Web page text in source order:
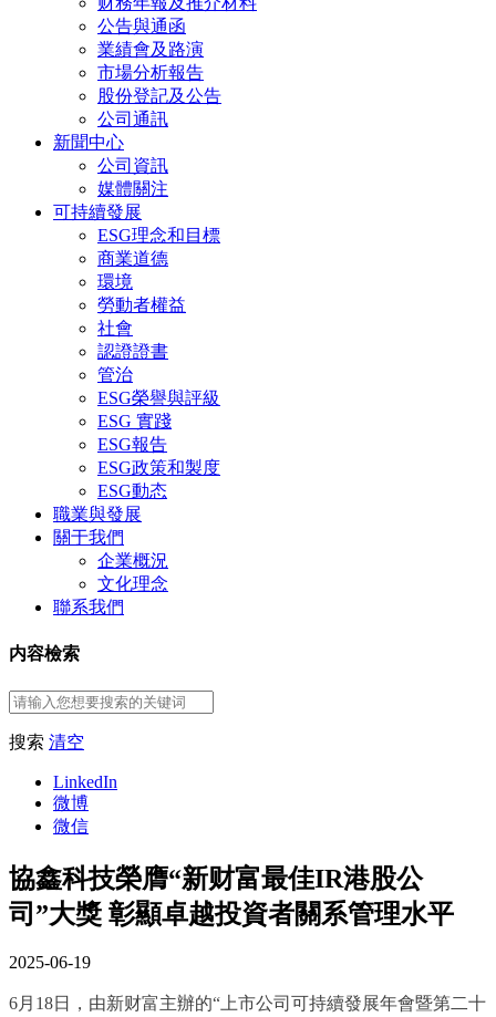
公告與通函
業績會及路演
市場分析報告
股份登記及公告
公司通訊
新聞中心
公司資訊
媒體關注
可持續發展
ESG理念和目標
商業道德
環境
勞動者權益
社會
認證證書
管治
ESG榮譽與評級
ESG 實踐
ESG報告
ESG政策和製度
ESG動态
職業與發展
關于我們
企業概況
文化理念
聯系我們
内容檢索
搜索 清空
LinkedIn
微博
微信
協鑫科技榮膺“新财富最佳IR港股公
司”大獎 彰顯卓越投資者關系管理水平
2025-06-19
6月18日，由新财富主辦的“ 上市公司可持續發展年會暨第二十